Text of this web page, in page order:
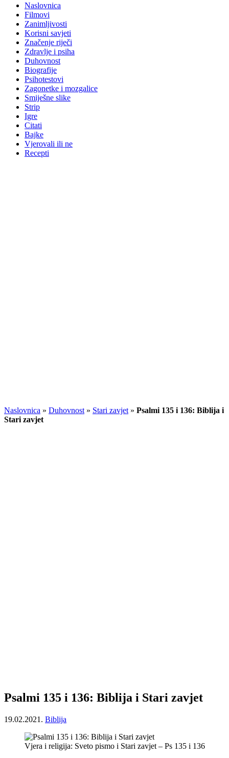
Naslovnica
Filmovi
Zanimljivosti
Korisni savjeti
Značenje riječi
Zdravlje i psiha
Duhovnost
Biografije
Psihotestovi
Zagonetke i mozgalice
Smiješne slike
Strip
Igre
Citati
Bajke
Vjerovali ili ne
Recepti
Naslovnica » Duhovnost » Stari zavjet » Psalmi 135 i 136: Biblija i
Stari zavjet
Psalmi 135 i 136: Biblija i Stari zavjet
19.02.2021. Biblija
Vjera i religija: Sveto pismo i Stari zavjet – Ps 135 i 136